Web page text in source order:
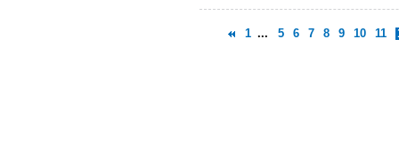
1 ... 5 6 7 8 9 10 11